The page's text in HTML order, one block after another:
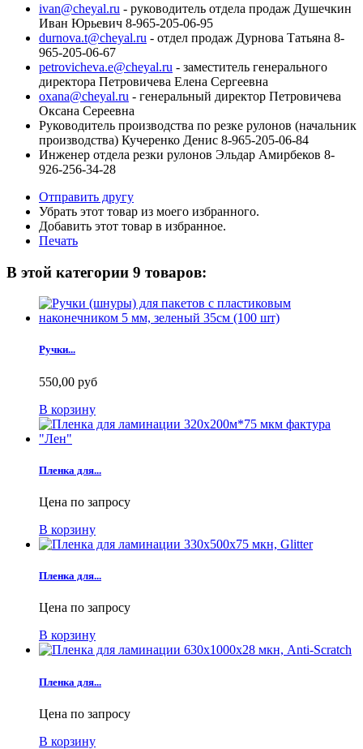
ivan@cheyal.ru - руководитель отдела продаж Душечкин
Иван Юрьевич 8-965-205-06-95
durnova.t@cheyal.ru - отдел продаж Дурнова Татьяна 8-
965-205-06-67
petrovicheva.e@cheyal.ru - заместитель генерального
директора Петровичева Елена Сергеевна
oxana@cheyal.ru - генеральный директор Петровичева
Оксана Сереевна
Руководитель производства по резке рулонов (начальник
производства) Кучеренко Денис 8-965-205-06-84
Инженер отдела резки рулонов Эльдар Амирбеков 8-
926-256-34-28
Отправить другу
Убрать этот товар из моего избранного.
Добавить этот товар в избранное.
Печать
В этой категории 9 товаров:
Ручки...
550,00 руб
В корзину
Пленка для...
Цена по запросу
В корзину
Пленка для...
Цена по запросу
В корзину
Пленка для...
Цена по запросу
В корзину